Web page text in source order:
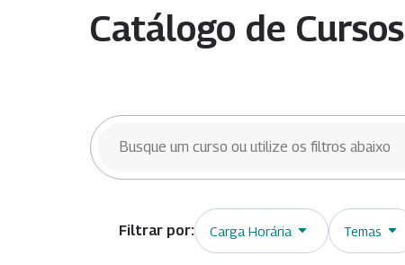
Catálogo de Cursos
BUSCAR CURSOS
Carga Horária Temas